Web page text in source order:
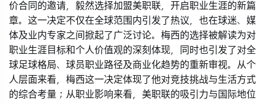
价合同的邀请，毅然选择加盟美职联，开启职业生涯的新篇
章。这一决定不仅在全球范围内引发了热议，也在球迷、媒
体及业内专家之间掀起了广泛讨论。梅西的选择被解读为对
职业生涯目标和个人价值观的深刻体现，同时也引发了对全
球足球格局、球员职业路径及商业化趋势的重新审视。从个
人层面来看，梅西这一决定体现了他对竞技挑战与生活方式
的综合考量；从职业影响来看，美职联的吸引力与国际地位